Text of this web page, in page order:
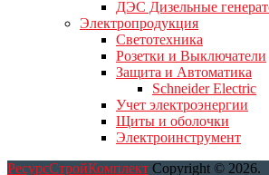
ДЭС Дизельные
Электропродукция
Светотехника
Розетки и Выключатели
Защита и Автоматика
Schneider Electric
Учет электроэнергии
Щиты и оболочки
Электроинструмент
РесурсСтройКомплект Copyright © 2026.